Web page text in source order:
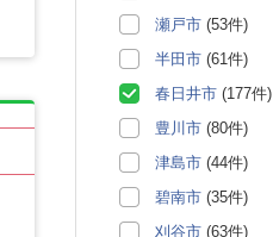
瀬戸市 (53件)
半田市 (61件)
春日井市 (177件)
豊川市 (80件)
津島市 (44件)
碧南市 (35件)
刈谷市 (63件)